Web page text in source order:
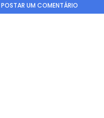
POSTAR UM COMENTÁRIO